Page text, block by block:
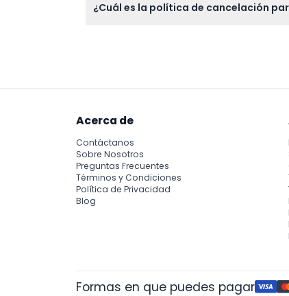
¿Cuál es la política de cancelación
Acerca de
Contáctanos
Sobre Nosotros
Preguntas Frecuentes
Términos y Condiciones
Política de Privacidad
Blog
Formas en que puedes pagar